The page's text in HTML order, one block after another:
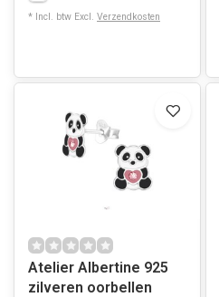
* Incl. btw Excl. Verzendkosten
Atelier Albertine 925
zilveren oorbellen